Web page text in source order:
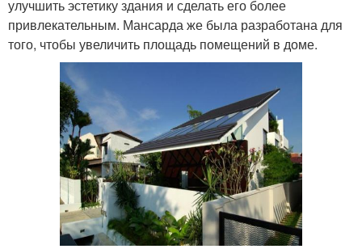
улучшить эстетику здания и сделать его более
привлекательным. Мансарда же была разработана для
того, чтобы увеличить площадь помещений в доме.